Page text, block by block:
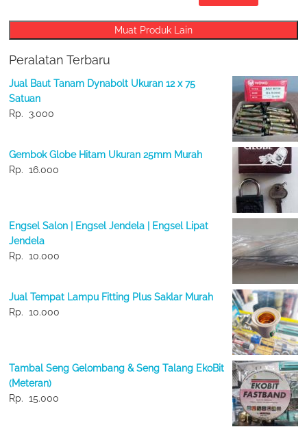
Muat Produk Lain
Peralatan Terbaru
Jual Baut Tanam Dynabolt Ukuran 12 x 75
Satuan
Rp.
3.000
Gembok Globe Hitam Ukuran 25mm Murah
Rp. 16.000
Engsel Salon | Engsel Jendela | Engsel Lipat
Jendela
Rp. 10.000
Jual Tempat Lampu Fitting Plus Saklar Murah
Rp. 10.000
Tambal Seng Gelombang & Seng Talang EkoBit
(Meteran)
Rp. 15.000